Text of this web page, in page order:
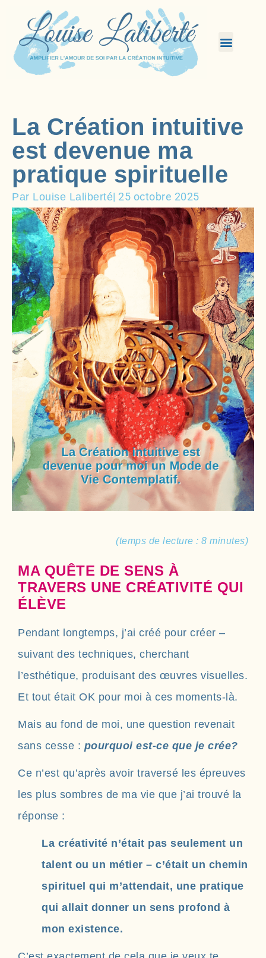
La Création intuitive
est devenue ma
pratique spirituelle
Par Louise Laliberté| 25 octobre 2025
(temps de lecture : 8 minutes)
MA QUÊTE DE SENS À
TRAVERS UNE CRÉATIVITÉ QUI
ÉLÈVE
Pendant longtemps, j’ai créé pour créer –
suivant des techniques, cherchant
l’esthétique, produisant des œuvres visuelles.
Et tout était OK pour moi à ces moments-là.
Mais au fond de moi, une question revenait
sans cesse : pourquoi est-ce que je crée?
Ce n’est qu’après avoir traversé les épreuves
les plus sombres de ma vie que j’ai trouvé la
réponse :
La créativité n’était pas seulement un
talent ou un métier – c’était un chemin
spirituel qui m’attendait, une pratique
qui allait donner un sens profond à
mon existence.